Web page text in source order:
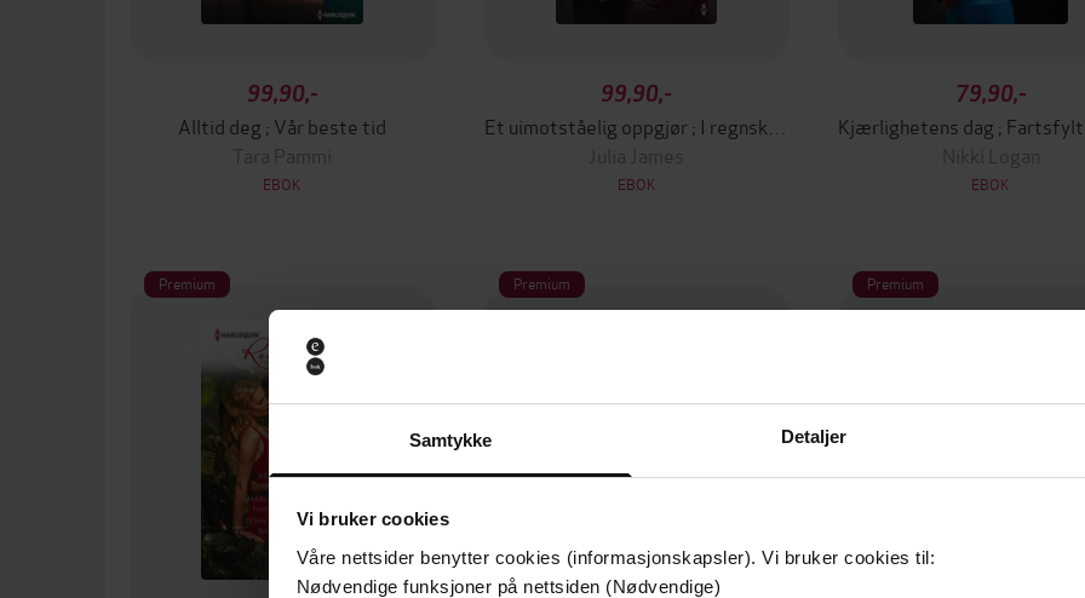
Samtykke Detaljer
Vi bruker cookies
Våre nettsider benytter cookies (informasjonskapsler). Vi bruker cookies til:
Nødvendige funksjoner på nettsiden (Nødvendige)
99,90,-
Alltid deg ; Vår beste tid
Tara Pammi
EBOK
99,90,-
Julia James
EBOK
79,90,-
Nikki Logan
EBOK
Premium Premium Premium